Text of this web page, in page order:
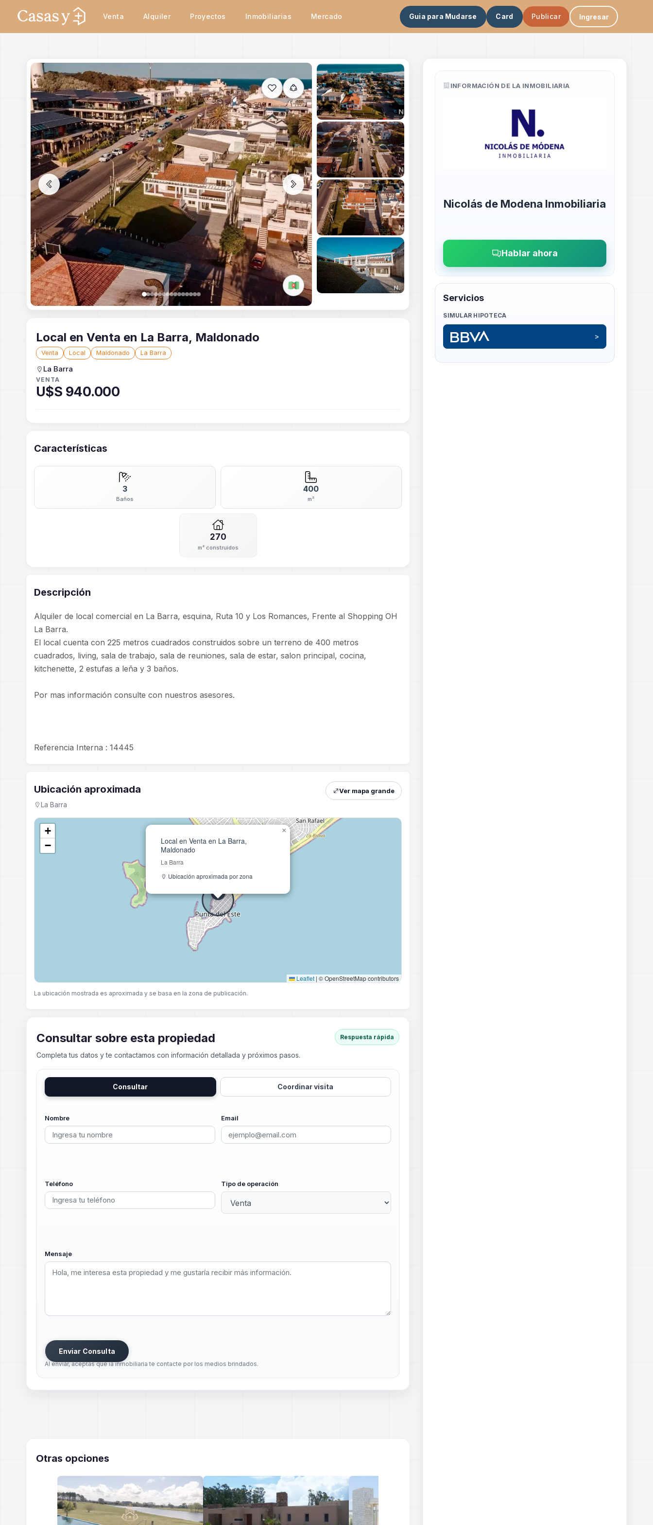
Venta Alquiler Proyectos Inmobiliarias Mercado Guia para Mudarse Card Publicar Ingresar
Local en Venta en La Barra, Maldonado
Venta Local Maldonado La Barra
La Barra
VENTA
U$S 940.000
Características
3
Baños
400
m²
270
m² construidos
Descripción
Alquiler de local comercial en La Barra, esquina, Ruta 10 y Los Romances, Frente al Shopping OH
La Barra.
El local cuenta con 225 metros cuadrados construidos sobre un terreno de 400 metros
cuadrados, living, sala de trabajo, sala de reuniones, sala de estar, salon principal, cocina,
kitchenette, 2 estufas a leña y 3 baños.
Por mas información consulte con nuestros asesores.
Referencia Interna : 14445
Ubicación aproximada
La Barra
Ver mapa grande
Local en Venta en La Barra,
Maldonado
La Barra
Ubicación aproximada por zona
×
+
−
Leaflet | © OpenStreetMap contributors
La ubicación mostrada es aproximada y se basa en la zona de publicación.
Consultar sobre esta propiedad
Completa tus datos y te contactamos con información detallada y próximos pasos.
Respuesta rápida
Consultar Coordinar visita
Nombre Email
Teléfono Tipo de operación
Mensaje
Enviar Consulta
Al enviar, aceptas que la inmobiliaria te contacte por los medios brindados.
Otras opciones
INFORMACIÓN DE LA INMOBILIARIA
Nicolás de Modena Inmobiliaria
Hablar ahora
Servicios
SIMULAR HIPOTECA